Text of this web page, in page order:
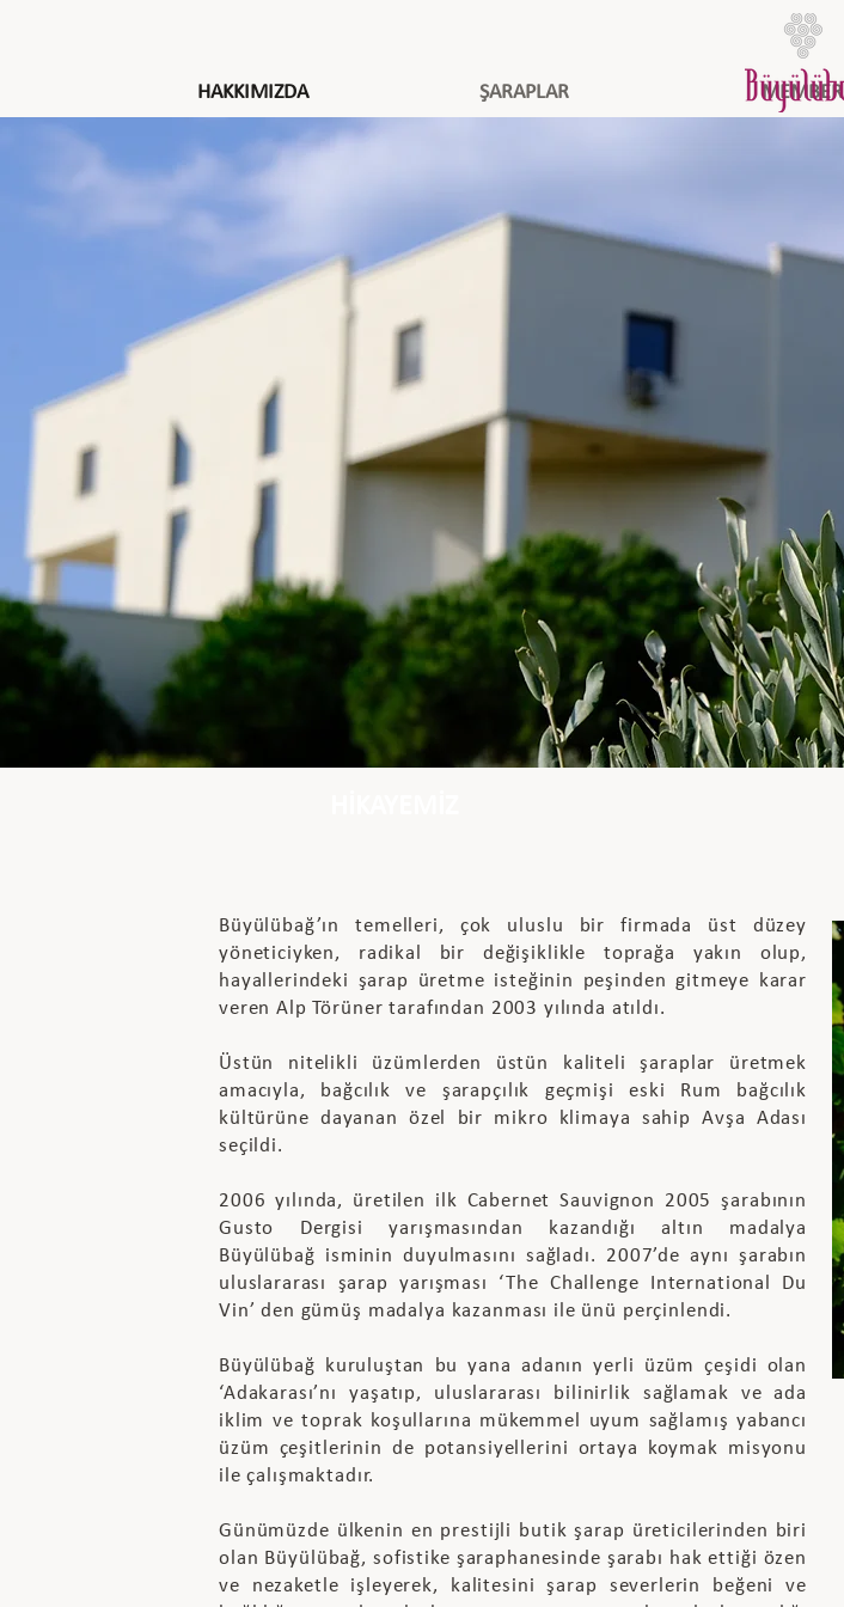
HAKKIMIZDA ŞARAPLAR MEMBER
Büyülübağ’ın temelleri, çok uluslu bir firmada üst düzey
yöneticiyken, radikal bir değişiklikle toprağa yakın olup,
hayallerindeki şarap üretme isteğinin peşinden gitmeye karar
veren Alp Törüner tarafından 2003 yılında atıldı.
Üstün nitelikli üzümlerden üstün kaliteli şaraplar üretmek
amacıyla, bağcılık ve şarapçılık geçmişi eski Rum bağcılık
kültürüne dayanan özel bir mikro klimaya sahip Avşa Adası
seçildi.
2006 yılında, üretilen ilk Cabernet Sauvignon 2005 şarabının
Gusto Dergisi yarışmasından kazandığı altın madalya
Büyülübağ isminin duyulmasını sağladı. 2007’de aynı şarabın
uluslararası şarap yarışması ‘The Challenge International Du
Vin’ den gümüş madalya kazanması ile ünü perçinlendi.
Büyülübağ kuruluştan bu yana adanın yerli üzüm çeşidi olan
‘Adakarası’nı yaşatıp, uluslararası bilinirlik sağlamak ve ada
iklim ve toprak koşullarına mükemmel uyum sağlamış yabancı
üzüm çeşitlerinin de potansiyellerini ortaya koymak misyonu
ile çalışmaktadır.
Günümüzde ülkenin en prestijli butik şarap üreticilerinden biri
olan Büyülübağ, sofistike şaraphanesinde şarabı hak ettiği özen
ve nezaketle işleyerek, kalitesini şarap severlerin beğeni ve